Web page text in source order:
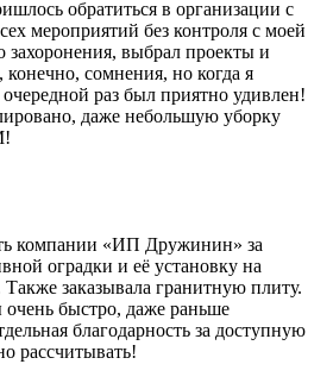
обратиться в организации с
мероприятий без контроля с моей
захоронения, выбрал проекты и
сомнения, но когда я
раз был приятно удивлен!
даже небольшую уборку
компании «ИП Дружинин» за
оградки и её установку на
заказывала гранитную плиту.
быстро, даже раньше
благодарность за доступную
рассчитывать!